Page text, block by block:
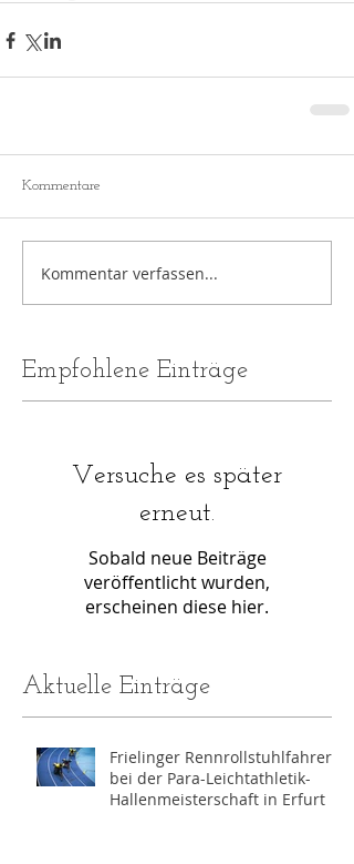
Kommentare
Kommentar verfassen...
Empfohlene Einträge
Versuche es später
erneut.
Sobald neue Beiträge
veröffentlicht wurden,
erscheinen diese hier.
Aktuelle Einträge
Frielinger Rennrollstuhlfahrer
bei der Para-Leichtathletik-
Hallenmeisterschaft in Erfurt